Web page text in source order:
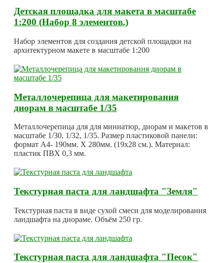
Детская площадка для макета в масштабе
1:200 (Набор 8 элементов.)
Набор элементов для создания детской площадки на
архитектурном макете в масштабе 1:200
Металлочерепица для макетирования
диорам в масштабе 1/35
Металлочерепица для для миниатюр, диорам и макетов в
масштабе 1/30, 1/32, 1/35. Размер пластиковой панели:
формат А4- 190мм. Х 280мм. (19х28 см.). Материал:
пластик ПВХ 0,3 мм.
Текстурная паста для ландшафта "Земля"
Текстурная паста в виде сухой смеси для моделирования
ландшафта на диораме. Объём 250 гр.
Текстурная паста для ландшафта "Песок"